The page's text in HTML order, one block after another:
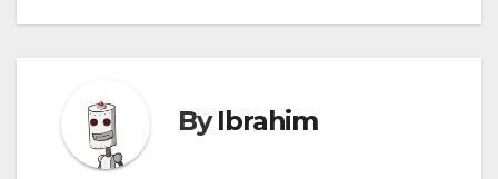
ByIbrahim